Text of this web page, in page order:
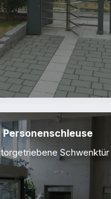
Personenschleuse
Schwenktür